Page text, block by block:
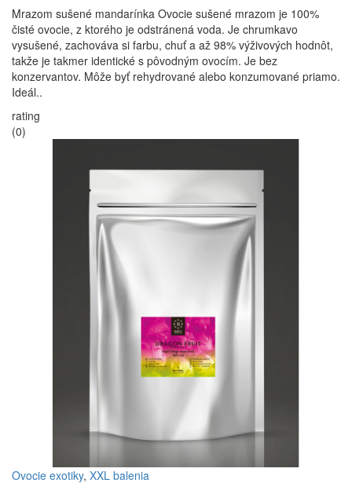
Mrazom sušené mandarínka Ovocie sušené mrazom je 100%
čisté ovocie, z ktorého je odstránená voda. Je chrumkavo
vysušené, zachováva si farbu, chuť a až 98% výživových hodnôt,
takže je takmer identické s pôvodným ovocím. Je bez
konzervantov. Môže byť rehydrované alebo konzumované priamo.
Ideál..
rating
(0)
Ovocie exotiky, XXL balenia